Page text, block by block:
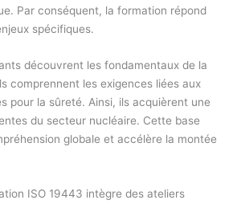
Par conséquent, la formation répond
spécifiques.
découvrent les fondamentaux de la
comprennent les exigences liées aux
pour la sûreté. Ainsi, ils acquièrent une
du secteur nucléaire. Cette base
globale et accélère la montée
ISO 19443 intègre des ateliers